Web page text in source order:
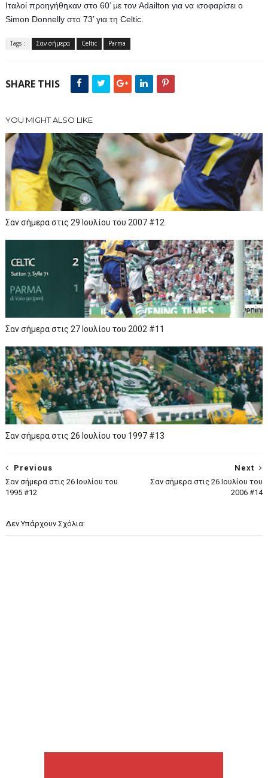
Ιταλοί προηγήθηκαν στο 60’ με τον Adailton για να ισοφαρίσει ο
Simon Donnelly στο 73’ για τη Celtic.
Tags : Σαν σήμερα Celtic Parma
SHARE THIS
YOU MIGHT ALSO LIKE
Σαν σήμερα στις 29 Ιουλίου του 2007 #12
Σαν σήμερα στις 27 Ιουλίου του 2002 #11
Σαν σήμερα στις 26 Ιουλίου του 1997 #13
Next
Σαν σήμερα στις 26 Ιουλίου του
2006 #14
Previous
Σαν σήμερα στις 26 Ιουλίου του
1995 #12
Δεν Υπάρχουν Σχόλια: